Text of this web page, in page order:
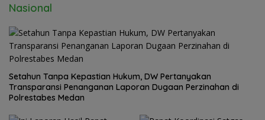
Nasional
Setahun Tanpa Kepastian Hukum, DW Pertanyakan
Transparansi Penanganan Laporan Dugaan Perzinahan di
Polrestabes Medan